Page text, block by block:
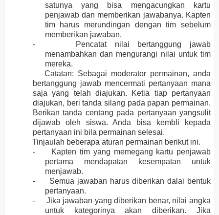
satunya yang bisa mengacungkan kartu
penjawab dan memberikan jawabanya. Kapten
tim harus merundingan dengan tim sebelum
memberikan jawaban.
- Pencatat nilai bertanggung jawab
menambahkan dan mengurangi nilai untuk tim
mereka.
Catatan: Sebagai moderator permainan, anda
bertanggung jawab mencermati pertanyaan mana
saja yang telah diajukan. Ketia tiap pertanyaan
diajukan, beri tanda silang pada papan permainan.
Berikan tanda centang pada pertanyaan yangsulit
dijawab oleh siswa. Anda bisa kembli kepada
pertanyaan ini bila permainan selesai.
Tinjaulah beberapa aturan permainan berikut ini.
- Kapten tim yang memegang kartu penjawab
pertama mendapatan kesempatan untuk
menjawab.
- Semua jawaban harus diberikan dalai bentuk
pertanyaan.
- Jika jawaban yang diberikan benar, nilai angka
untuk kategorinya akan diberikan. Jika